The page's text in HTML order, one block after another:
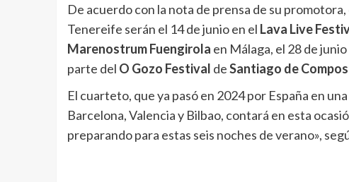
De acuerdo con la nota de prensa de su
Tenereife serán el 14 de junio en el Lava Live
Marenostrum Fuengirola en Málaga, el 28 de
parte del O Gozo Festival deSantiago de
El cuarteto, que ya pasó en 2024 por España en
Barcelona, Valencia y Bilbao, contará en esta
preparando para estas seis noches de verano»,